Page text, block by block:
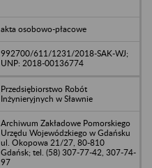
akta osobowo-płacowe
992700/611/1231/2018-SAK-WJ;
UNP: 2018-00136774
Przedsiębiorstwo Robót
Inżynieryjnych w Sławnie
Archiwum Zakładowe Pomorskiego
Urzędu Wojewódzkiego w Gdańsku
ul. Okopowa 21/27, 80-810
Gdańsk; tel. (58) 307-77-42, 307-74-
97